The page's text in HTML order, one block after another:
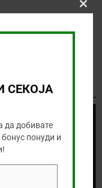
а ние ќе го
лига[…]
СЕКОЈА
да добивате
понуди и